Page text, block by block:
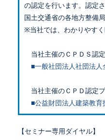
の認定を行います。認定
国土交通省の各地方整備
※当社では、わかりやす
当社主催のＣＰＤＳ認
■一般社団法人社団法
当社主催のＣＰＤ認定
■公益財団法人建築教
【セミナー専用ダイヤ